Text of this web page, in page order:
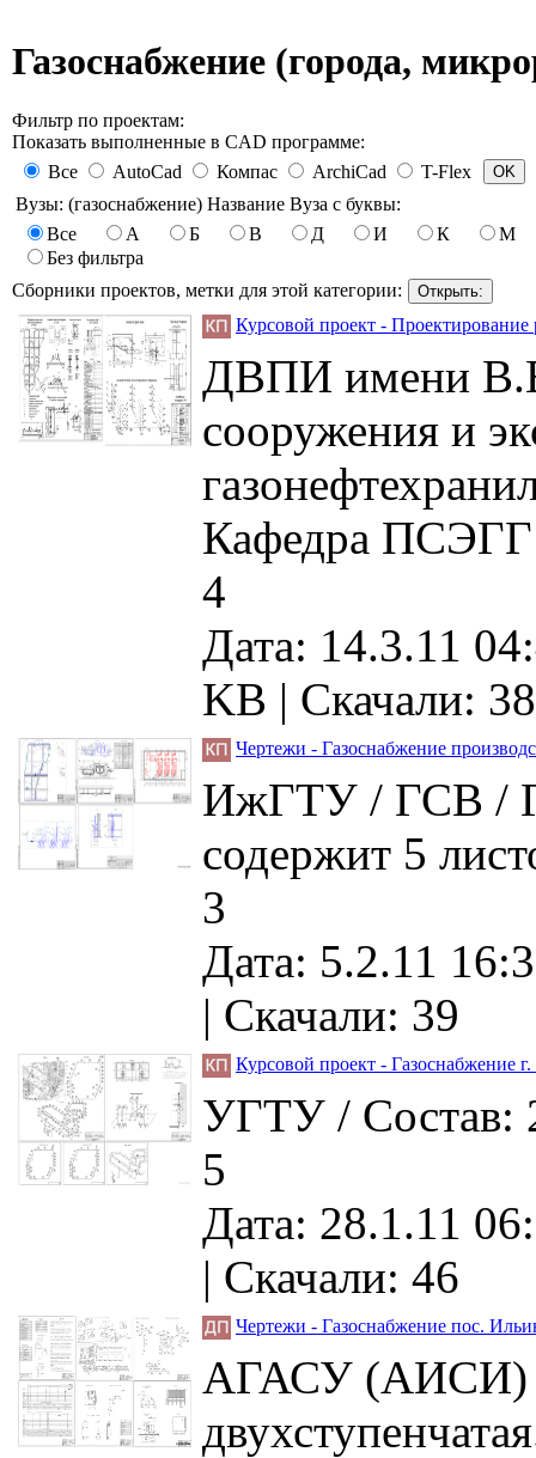
Газоснабжение (города,
Фильтр по проектам:
Показать выполненные в CAD программе:
Все
AutoCad Компас ArchiCad
T-Flex
Вузы: (газоснабжение) Название Вуза с буквы:
Все
А Б В Д И К
М
Без фильтра
Сборники проектов, метки для этой категории:
Курсовой проект - Проектирование
ДВПИ имени
сооружения и
Кафедра ПСЭГГ
4
Дата: 14.3.11
KB | Скачали: 38
Чертежи - Газоснабжение
ИжГТУ / ГСВ /
содержит 5
3
Дата: 5.2.11
| Скачали: 39
Курсовой проект - Газоснабжение
УГТУ / Состав:
5
Дата: 28.1.11
| Скачали: 46
Чертежи - Газоснабжение пос.
АГАСУ (АИСИ) /